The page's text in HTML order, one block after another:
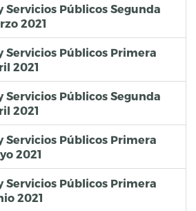
Públicos Segunda
2021
Públicos Primera
2021
Públicos Segunda
2021
Públicos Primera
2021
Públicos Primera
2021